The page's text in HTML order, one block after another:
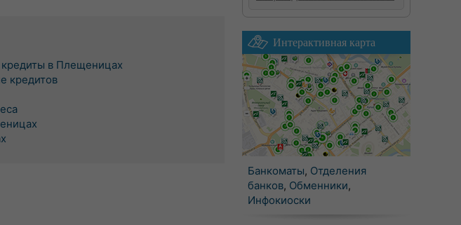
в Плещеницах
кредитов
Интерактивная карта
Банкоматы, Отделения
банков, Обменники,
Инфокиоски